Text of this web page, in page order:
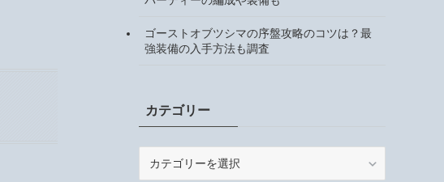
ゴーストオブツシマの序盤攻略のコツは？最
強装備の入手方法も調査
カテゴリー